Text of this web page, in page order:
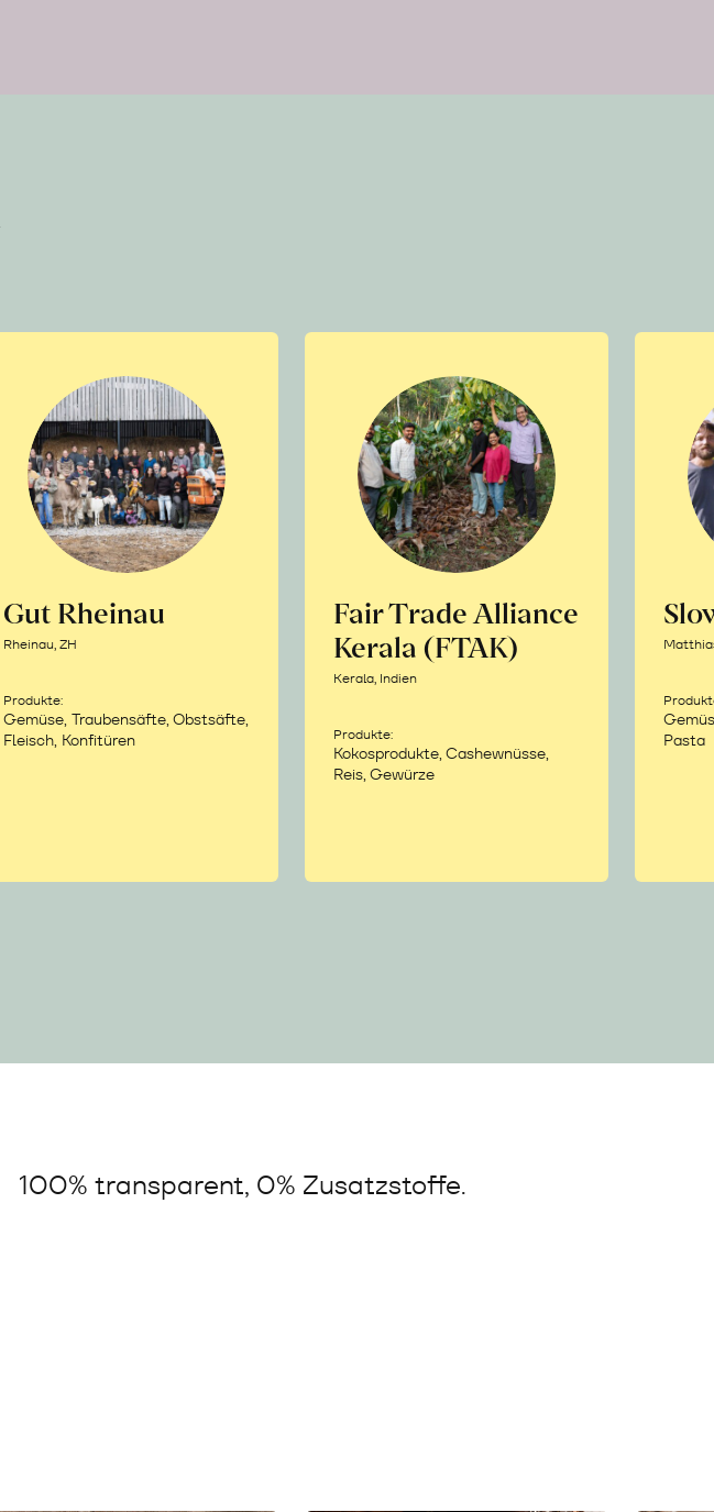
Gut Rheinau
Rheinau, ZH
Produkte:
Gemüse, Traubensäfte, Obstsäfte,
Fleisch, Konfitüren
Fair Trade Alliance
Kerala (FTAK)
Kerala, Indien
Produkte:
Kokosprodukte, Cashewnüsse,
Reis, Gewürze
Pasta
100% transparent, 0% Zusatzstoffe.